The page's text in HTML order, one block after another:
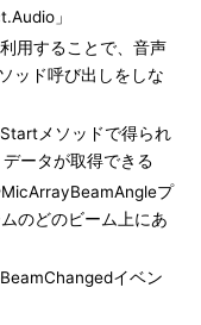
」
用することで、音声
ッド呼び出しをしな
メソッドで得られ
ータが取得できる
プ
のどのビーム上にあ
イベン